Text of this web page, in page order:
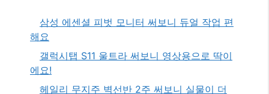
삼성 에센셜 피벗 모니터 써보니 듀얼 작업 편
해요
갤럭시탭 S11 울트라 써보니 영상용으로 딱이
에요!
헤일리 무지주 벽선반 2주 써보니 실물이 더